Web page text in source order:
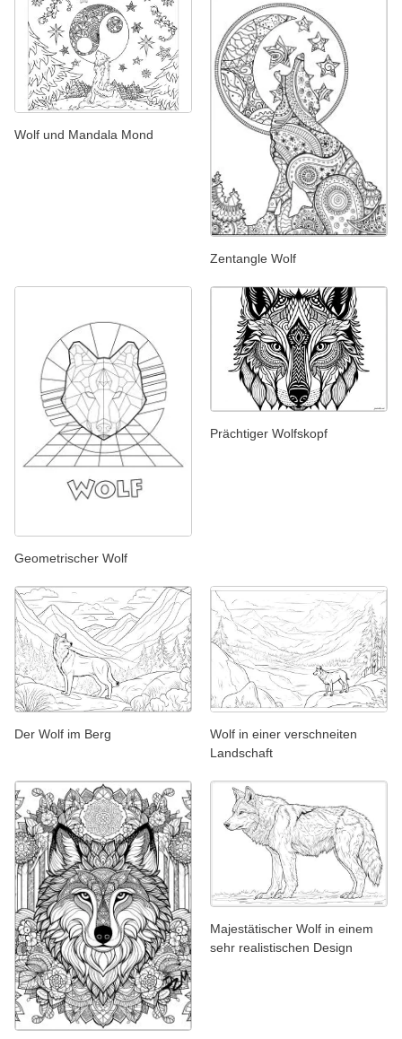
Wolf und Mandala Mond
Zentangle Wolf
Geometrischer Wolf
Prächtiger Wolfskopf
Der Wolf im Berg
Wolf in einer verschneiten
Landschaft
Majestätischer Wolf in einem
sehr realistischen Design